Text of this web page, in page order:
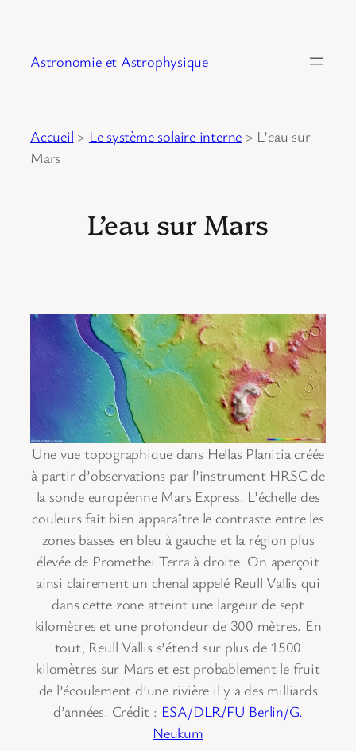
Astronomie et Astrophysique
Accueil > Le système solaire interne > L’eau sur
Mars
L’eau sur Mars
Une vue topographique dans Hellas Planitia créée
à partir d’observations par l’instrument HRSC de
la sonde européenne Mars Express. L’échelle des
couleurs fait bien apparaître le contraste entre les
zones basses en bleu à gauche et la région plus
élevée de Promethei Terra à droite. On aperçoit
ainsi clairement un chenal appelé Reull Vallis qui
dans cette zone atteint une largeur de sept
kilomètres et une profondeur de 300 mètres. En
tout, Reull Vallis s’étend sur plus de 1500
kilomètres sur Mars et est probablement le fruit
de l’écoulement d’une rivière il y a des milliards
d’années. Crédit : ESA/DLR/FU Berlin/G.
Neukum